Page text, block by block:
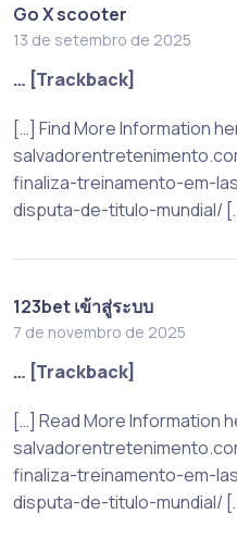
Go X scooter
13 de setembro de 2025
… [Trackback]
[…] Find More Information
finaliza-treinamento-em-
disputa-de-titulo-mundial/
123bet เข้าสู่ระบบ
7 de novembro de 2025
… [Trackback]
[…] Read More Information
finaliza-treinamento-em-
disputa-de-titulo-mundial/